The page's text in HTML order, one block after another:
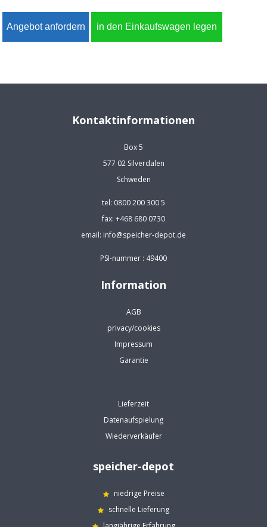
Kontaktinformationen
Box 5
577 02 Silverdalen
Schweden
tel: 0800 200 300 5
fax: +468 680 0730
email: info@speicher-depot.de
PSI-nummer : 49400
Information
AGB
privacy/cookies
Impressum
Garantie
Lieferzeit
Datenaufspielung
Wiederverkäufer
speicher-depot
niedrige Preise
schnelle Lieferung